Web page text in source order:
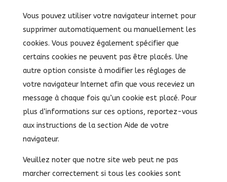
Vous pouvez utiliser votre navigateur internet pour
supprimer automatiquement ou manuellement les
cookies. Vous pouvez également spécifier que
certains cookies ne peuvent pas être placés. Une
autre option consiste à modifier les réglages de
votre navigateur Internet afin que vous receviez un
message à chaque fois qu’un cookie est placé. Pour
plus d’informations sur ces options, reportez-vous
aux instructions de la section Aide de votre
navigateur.
Veuillez noter que notre site web peut ne pas
marcher correctement si tous les cookies sont